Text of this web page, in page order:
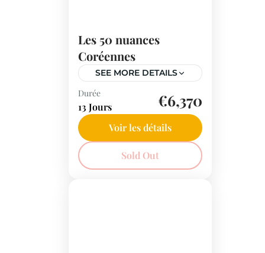
Les 50 nuances
Coréennes
SEE MORE DETAILS
Découvrez les trésors
historiques et les paysages
fascinants de la Corée du
Sud, avec des dates en
avril et octobre pour
Durée
13 Jours €6,370
Voir les détails
Sold Out